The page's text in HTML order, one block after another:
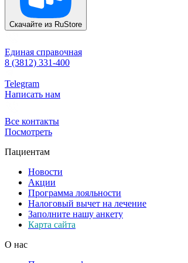
Скачайте из RuStore
Единая справочная
8 (3812) 331-400
Telegram
Написать нам
Все контакты
Посмотреть
Пациентам
Новости
Акции
Программа лояльности
Налоговый вычет на лечение
Заполните нашу анкету
Карта сайта
О нас